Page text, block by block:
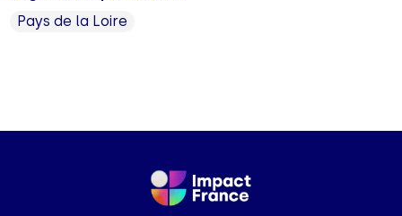
Pays de la Loire